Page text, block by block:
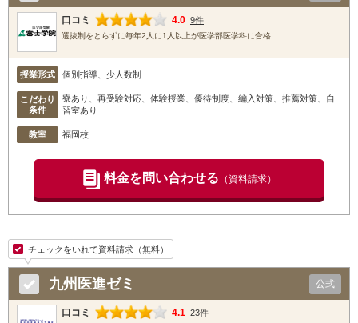
口コミ 4.0 9件
選抜制をとらずに毎年2人に1人以上が医学部医学科に合格
授業形式 個別指導、少人数制
こだわり
条件
寮あり、再受験対応、体験授業、優待制度、編入対策、推薦対策、自
習室あり
教室 福岡校
料金を問い合わせる （資料請求）
チェックをいれて資料請求（無料）
九州医進ゼミ 公式
口コミ 4.1 23件